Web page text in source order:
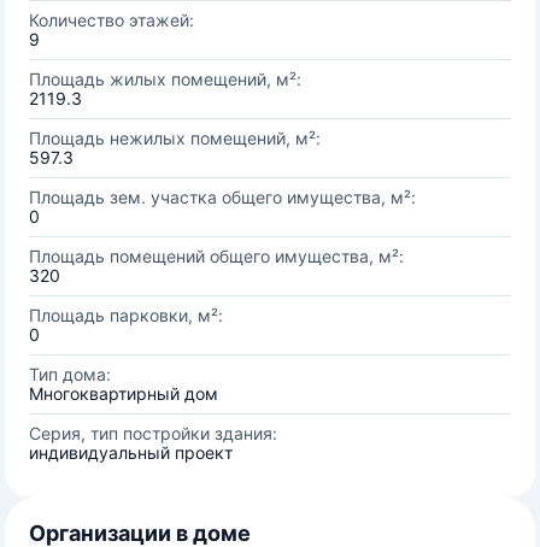
Количество этажей:
9
Площадь жилых помещений, м²:
2119.3
Площадь нежилых помещений, м²:
597.3
Площадь зем. участка общего имущества, м²:
0
Площадь помещений общего имущества, м²:
320
Площадь парковки, м²:
0
Тип дома:
Многоквартирный дом
Серия, тип постройки здания:
индивидуальный проект
Организации в доме